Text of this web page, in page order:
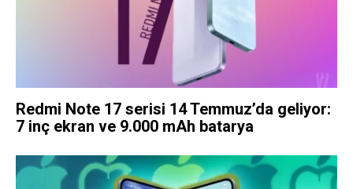
Redmi Note 17 serisi 14 Temmuz’da geliyor:
7 inç ekran ve 9.000 mAh batarya